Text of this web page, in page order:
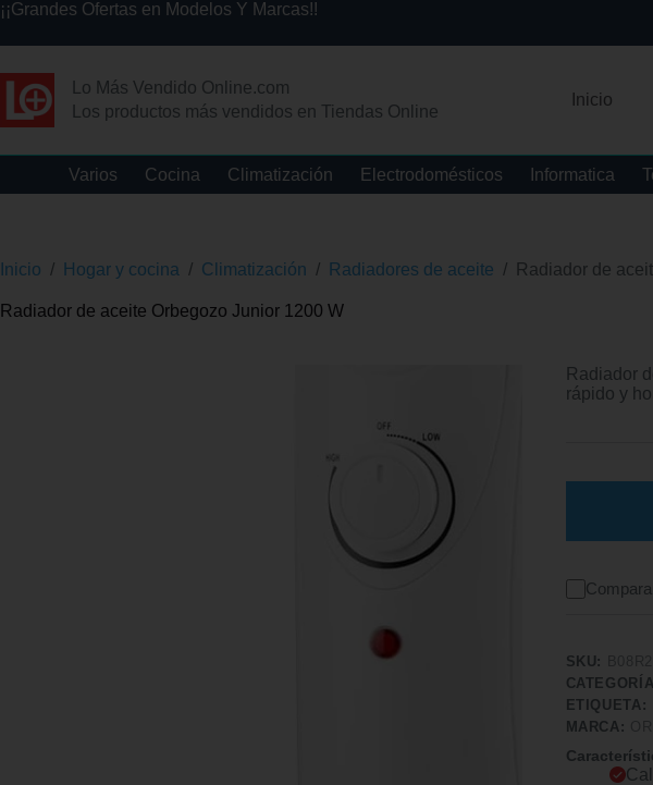
¡¡Grandes Ofertas en Modelos Y Marcas!!
Lo Más Vendido Online.com
Los productos más vendidos en Tiendas Online
Inicio
Varios Cocina Climatización Electrodomésticos Informatica
Inicio / Hogar y cocina / Climatización / Radiadores de aceite / Radiador de
Radiador de aceite Orbegozo Junior 1200 W
Radiador
rápido y
SKU:
ETIQUETA:
MARCA: